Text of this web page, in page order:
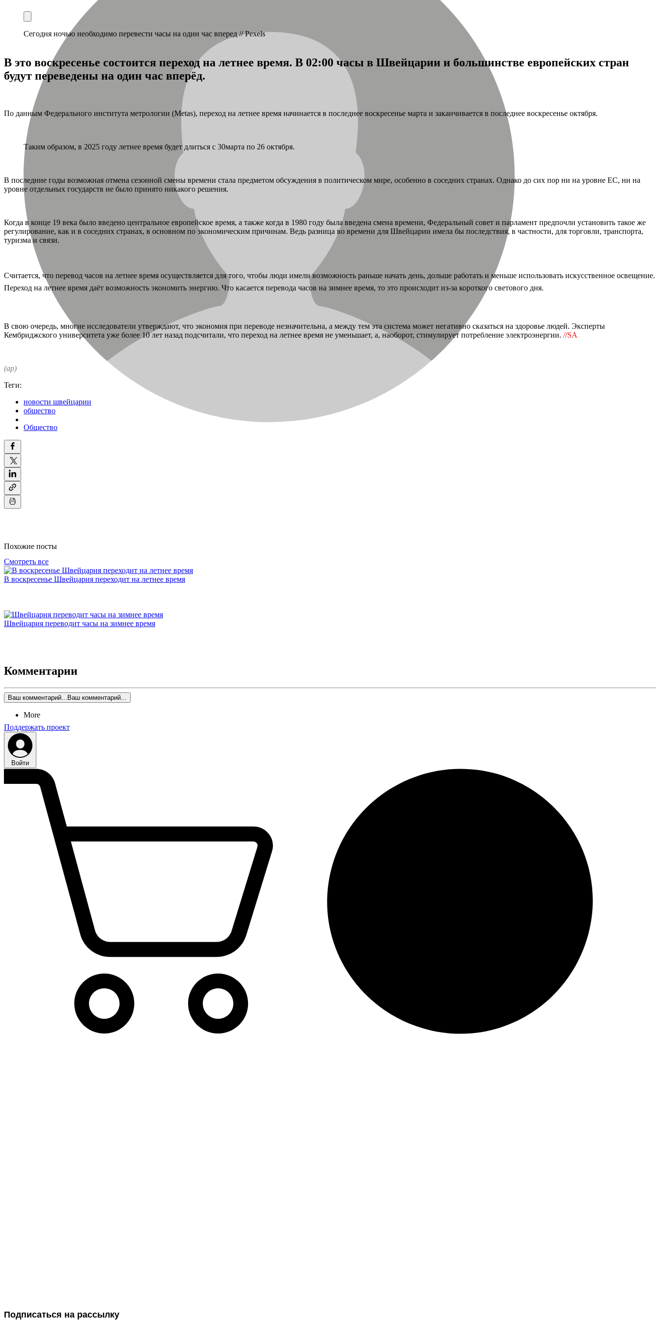
Сегодня ночью необходимо перевести часы на один час вперед // Pexels
В это воскресенье состоится переход на летнее время. В 02:00 часы в Швейцарии и большинстве европейских стран
будут переведены на один час вперёд.
По данным Федерального института метрологии (Metas), переход на летнее время начинается в последнее воскресенье марта и заканчивается в последнее воскресенье октября.
Таким образом, в 2025 году летнее время будет длиться с 30марта по 26 октября.
В последние годы возможная отмена сезонной смены времени стала предметом обсуждения в политическом мире, особенно в соседних странах. Однако до сих пор ни на уровне ЕС, ни на
уровне отдельных государств не было принято никакого решения.
Когда в конце 19 века было введено центральное европейское время, а также когда в 1980 году была введена смена времени, Федеральный совет и парламент предпочли установить такое же
регулирование, как и в соседних странах, в основном по экономическим причинам. Ведь разница во времени для Швейцарии имела бы последствия, в частности, для торговли, транспорта,
туризма и связи.
Считается, что перевод часов на летнее время осуществляется для того, чтобы люди имели возможность раньше начать день, дольше работать и меньше использовать искусственное освещение.
Переход на летнее время даёт возможность экономить энергию. Что касается перевода часов на зимнее время, то это происходит из-за короткого светового дня.
В свою очередь, многие исследователи утверждают, что экономия при переводе незначительна, а между тем эта система может негативно сказаться на здоровье людей. Эксперты
Кембриджского университета уже более 10 лет назад подсчитали, что переход на летнее время не уменьшает, а, наоборот, стимулирует потребление электроэнергии. //SA
(ар)
Теги:
новости швейцарии
общество
Общество
Похожие посты
Смотреть все
В воскресенье Швейцария переходит на летнее время
Швейцария переводит часы на зимнее время
Комментарии
Ваш комментарий... Ваш комментарий...
More
Поддержать проект
Войти
Подписаться на рассылку